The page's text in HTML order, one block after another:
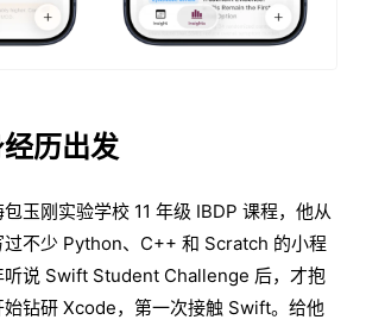
历出发
玉刚实验学校 11 年级 IBDP 课程，他从
过不少 Python、C++ 和 Scratch 的小程
听说 Swift Student Challenge 后，才抱
钻研 Xcode，第一次接触 Swift。给他